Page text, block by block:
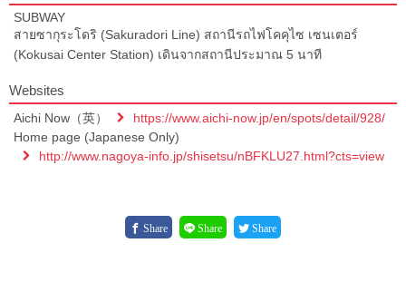
SUBWAY
สายซากุระโดริ (Sakuradori Line) สถานีรถไฟโคคุไซ เซนเตอร์
(Kokusai Center Station) เดินจากสถานีประมาณ 5 นาที
Websites
Aichi Now（英）
https://www.aichi-now.jp/en/spots/detail/928/
Home page (Japanese Only)
http://www.nagoya-info.jp/shisetsu/nBFKLU27.html?cts=view
Share Share Share